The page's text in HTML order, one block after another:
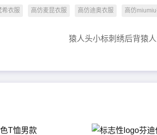
希衣服 高仿麦昆衣服 高仿迪奥衣服 高仿
猿人头小标刺绣后背猿